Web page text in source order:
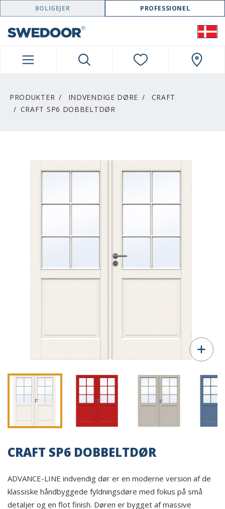
SWEDOOR NAVIGATION
BOLIGEJER PROFESSIONEL
PRODUKTER INDVENDIGE DØRE
CRAFT
CRAFT SP6 DOBBELTDØR
CRAFT SP6 DOBBELTDØR
ADVANCE-LINE indvendig dør er en moderne version af de
klassiske håndbyggede fyldningsdøre med fokus på små
detaljer og en flot finish. Døren er bygget af massive